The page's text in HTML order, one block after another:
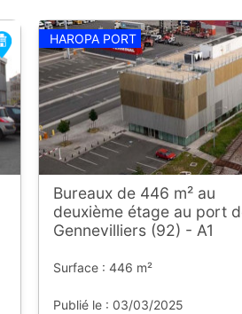
HAROPA PORT
Bureaux de 446 m² au
deuxième étage au port
Gennevilliers (92) - A1
Surface : 446 m²
Publié le : 03/03/2025